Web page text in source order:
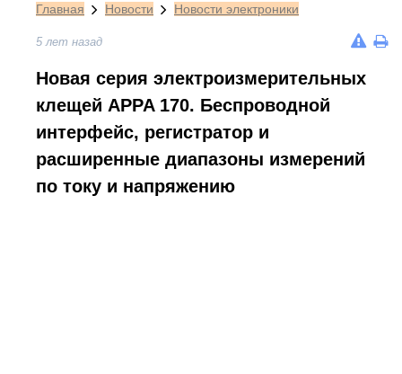
Главная Новости Новости электроники
5 лет назад
Новая серия электроизмерительных
клещей APPA 170. Беспроводной
интерфейс, регистратор и
расширенные диапазоны измерений
по току и напряжению